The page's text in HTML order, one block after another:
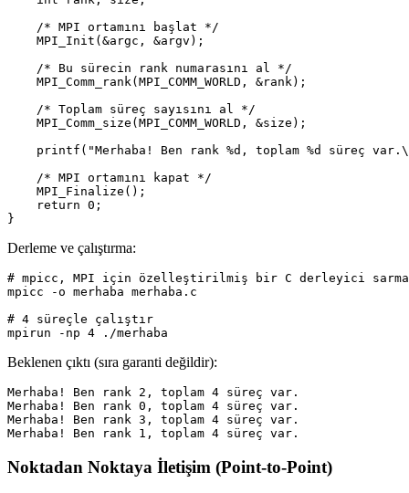
/* MPI ortamını başlat */
MPI_Init ( &argc , &argv );
/* Bu sürecin rank numarasını al */
MPI_Comm_rank ( MPI_COMM_WORLD , &rank );
/* Toplam süreç sayısını al */
MPI_Comm_size ( MPI_COMM_WORLD , &size );
printf ( "Merhaba! Ben rank %d, toplam %d süreç var.
/* MPI ortamını kapat */
MPI_Finalize ();
return 0 ;
}
Derleme ve çalıştırma:
# mpicc, MPI için özelleştirilmiş bir C derleyici
# 4 süreçle çalıştır
mpirun -np 4
Beklenen çıktı (sıra garanti değildir):
Merhaba! Ben rank 2, toplam 4 süreç var.
Merhaba! Ben rank 0, toplam 4 süreç var.
Merhaba! Ben rank 3, toplam 4 süreç var.
Noktadan Noktaya İletişim (Point-to-Point)